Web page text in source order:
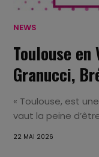
NEWS
Toulouse en
Granucci,
« Toulouse, est
vaut la peine
22 MAI 2026